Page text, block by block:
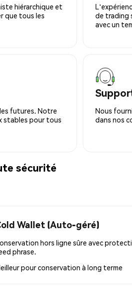
hiérarchique et
que tous les
de trading
avec un
futures. Notre
stables pour tous
Nous
dans nos
sécurité
Wallet (Auto-géré)
hors ligne sûre avec
phrase.
pourconservation à long terme